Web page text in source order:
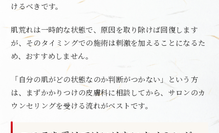
けるべきです。
肌荒れは一時的な状態で、原因を取り除けば回復します
が、そのタイミングでの施術は刺激を加えることになるた
め、おすすめしません。
「自分の肌がどの状態なのか判断がつかない」という方
は、まずかかりつけの皮膚科に相談してから、サロンのカ
ウンセリングを受ける流れがベストです。